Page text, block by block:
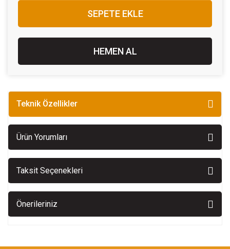
SEPETE EKLE
HEMEN AL
Teknik Özellikler
Ürün Yorumları
Taksit Seçenekleri
Önerileriniz